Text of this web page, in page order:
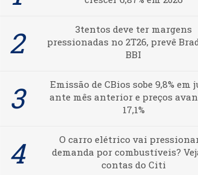
3tentos deve ter margens
pressionadas no 2T26, prevê
BBI
Emissão de CBios sobe 9,8% em
ante mês anterior e preços
17,1%
O carro elétrico vai
demanda por combustíveis?
contas do Citi